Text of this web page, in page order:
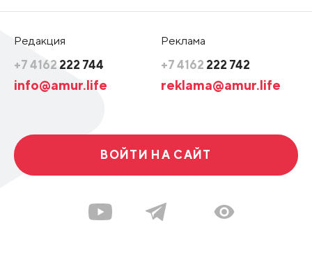
Редакция
+7 4162 222 744
info@amur.life
Реклама
+7 4162 222 742
reklama@amur.life
ВОЙТИ НА САЙТ